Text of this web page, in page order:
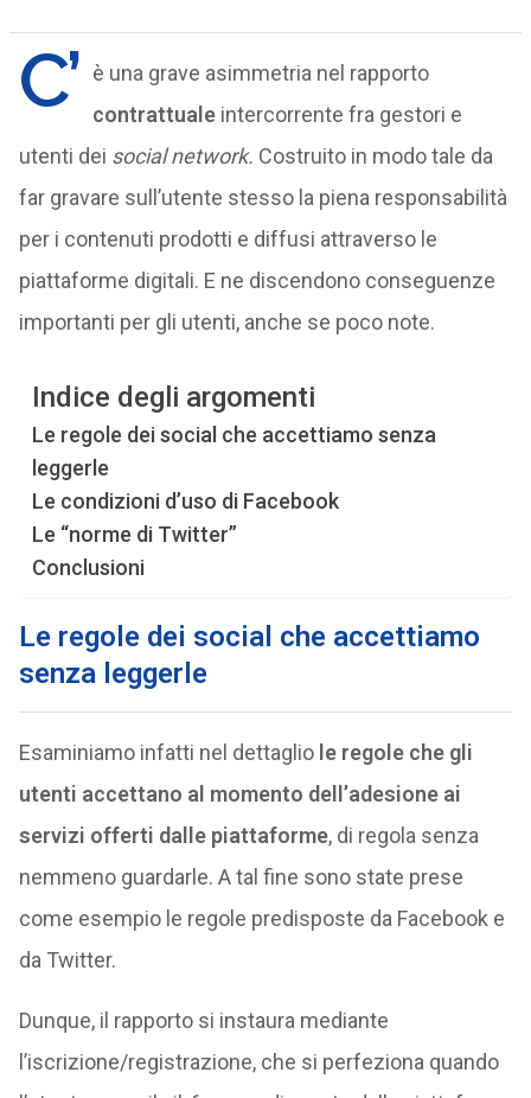
C’ è una grave asimmetria nel rapporto
contrattualeintercorrente fra gestori e
utenti dei social network. Costruito in modo tale da
far gravare sull’utente stesso la piena responsabilità
per i contenuti prodotti e diffusi attraverso le
piattaforme digitali. E ne discendono conseguenze
importanti per gli utenti, anche se poco note.
Indice degli argomenti
Le regole dei social che accettiamo senza
leggerle
Le condizioni d’uso di Facebook
Le “norme di Twitter”
Conclusioni
Le regole dei social che accettiamo
senza leggerle
Esaminiamo infatti nel dettagliole regole che gli
utenti accettano al momento dell’adesione ai
servizi offerti dalle piattaforme, di regola senza
nemmeno guardarle. A tal fine sono state prese
come esempio le regole predisposte da Facebook e
da Twitter.
Dunque, il rapporto si instaura mediante
l’iscrizione/registrazione, che si perfeziona quando